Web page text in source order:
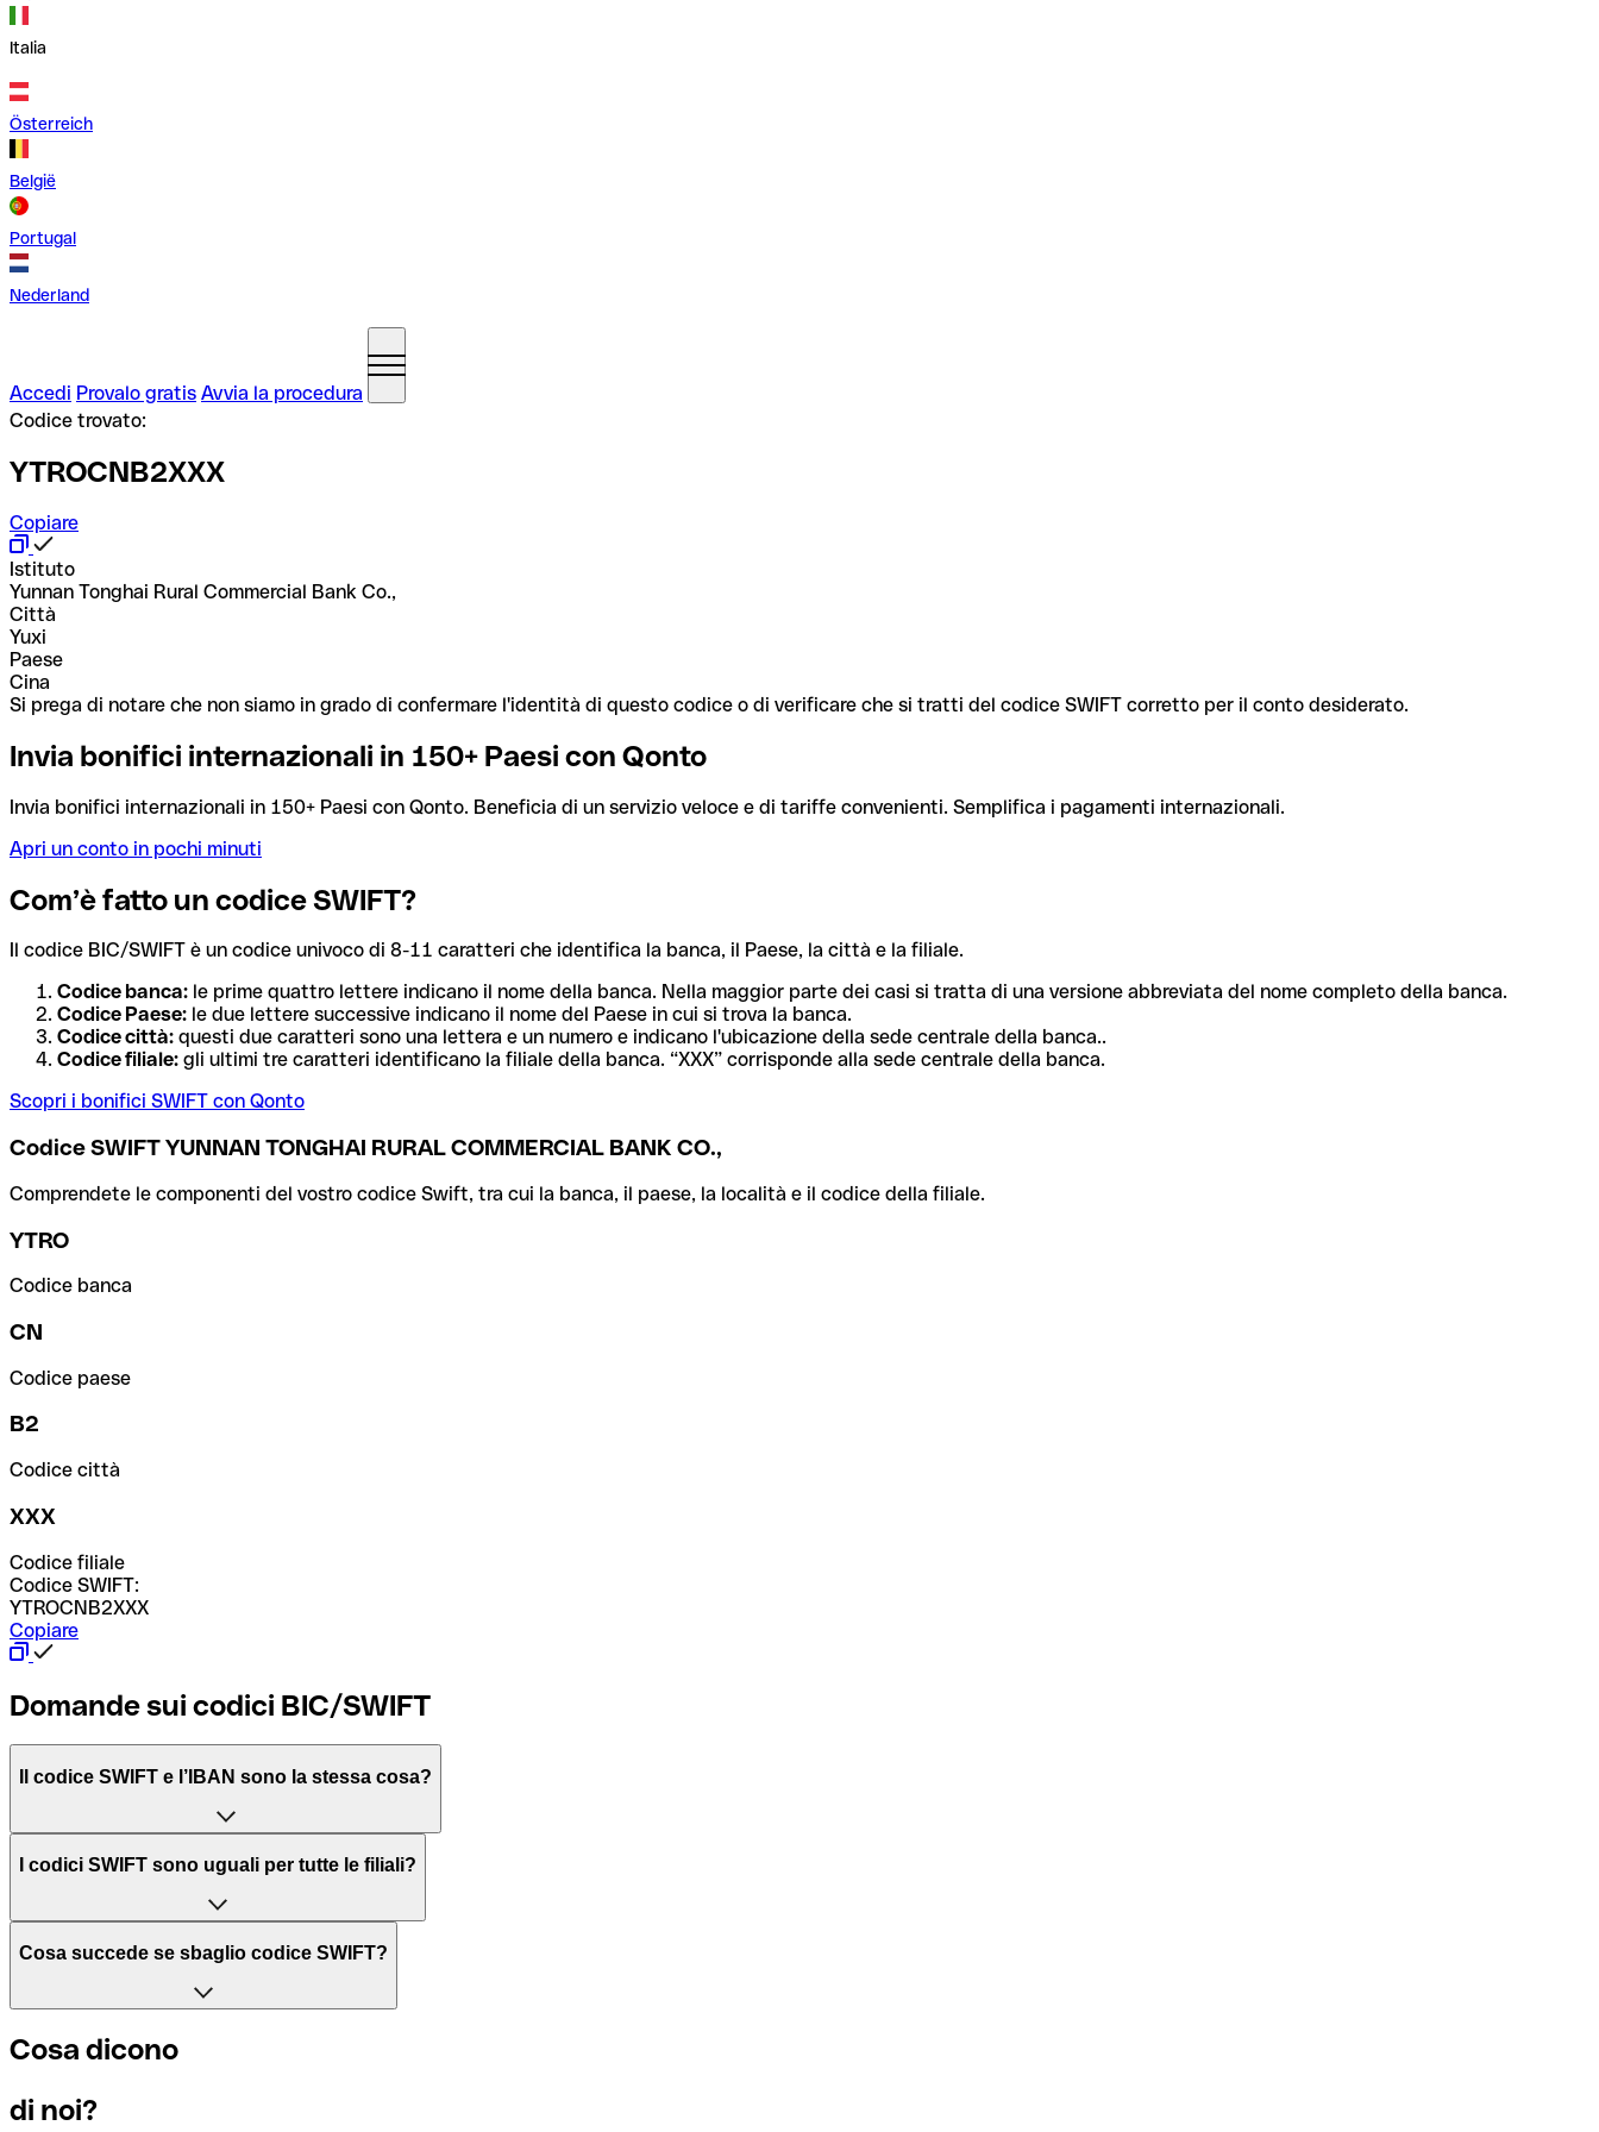
Italia
Österreich
België
Portugal
Nederland
Accedi Provalo gratis Avvia la procedura
Codice trovato:
YTROCNB2XXX
Copiare
Istituto
Yunnan Tonghai Rural Commercial Bank Co.,
Città
Yuxi
Paese
Cina
Si prega di notare che non siamo in grado di confermare l'identità di questo codice o di verificare che si tratti del codice SWIFT corretto per il conto desiderato.
Invia bonifici internazionali in 150+ Paesi con Qonto
Invia bonifici internazionali in 150+ Paesi con Qonto. Beneficia di un servizio veloce e di tariffe convenienti. Semplifica i pagamenti internazionali.
Apri un conto in pochi minuti
Com’è fatto un codice SWIFT?
Il codice BIC/SWIFT è un codice univoco di 8-11 caratteri che identifica la banca, il Paese, la città e la filiale.
Codice banca: le prime quattro lettere indicano il nome della banca. Nella maggior parte dei casi si tratta di una versione abbreviata del nome completo della banca.
Codice Paese: le due lettere successive indicano il nome del Paese in cui si trova la banca.
Codice città: questi due caratteri sono una lettera e un numero e indicano l'ubicazione della sede centrale della banca..
Codice filiale: gli ultimi tre caratteri identificano la filiale della banca. “XXX” corrisponde alla sede centrale della banca.
Scopri i bonifici SWIFT con Qonto
Codice SWIFT YUNNAN TONGHAI RURAL COMMERCIAL BANK CO.,
Comprendete le componenti del vostro codice Swift, tra cui la banca, il paese, la località e il codice della filiale.
YTRO
Codice banca
CN
Codice paese
B2
Codice città
XXX
Codice filiale
Codice SWIFT:
YTROCNB2XXX
Copiare
Domande sui codici BIC/SWIFT
Il codice SWIFT e l’IBAN sono la stessa cosa?
L'acronimo SWIFT sta per “Society for Worldwide Interbank Financial Telecommunication”, una rete globale per l’elaborazione dei pagamenti tra diversi Paesi.
Il BIC, invece, sta per “Bank Identifier Code” ed è una sequenza di caratteri necessaria per indirizzare un bonifico internazionale.
I codici SWIFT sono uguali per tutte le filiali?
Dipende dalle banche. In alcuni casi le banche utilizzano lo stesso codice SWIFT per filiali diverse. In altri casi, le banche preferiscono avere un codice SWIFT dedicato per ogni
Per sapere a quale filiale fa riferimento un codice SWIFT, è necessario controllare le ultime cifre. Se il codice termina con XXX, significa che è il codice SWIFT della sede centrale.
Cosa succede se sbaglio codice SWIFT?
Se per caso invii un pagamento a un codice SWIFT esistente ma sbagliato, la banca ricevente deve segnalare che non gestisce il conto del destinatario e stornare il pagamento.
Se ti accorgi di aver usato un codice SWIFT sbagliato, contatta immediatamente la tua banca e chiedi di annullare la transazione.
Cosa dicono
di noi?